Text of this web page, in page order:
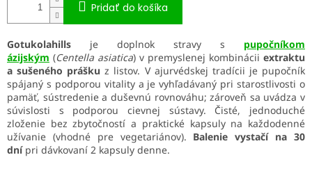
Pridať do košíka
Gotukolahills je doplnok stravy s pupočníkom
ázijským (Centella asiatica) v premyslenej kombinácii extraktu
a sušeného prášku z listov. V ajurvédskej tradícii je pupočník
spájaný s podporou vitality a je vyhľadávaný pri starostlivosti o
pamäť, sústredenie a duševnú rovnováhu; zároveň sa uvádza v
súvislosti s podporou cievnej sústavy. Čisté, jednoduché
zloženie bez zbytočností a praktické kapsuly na každodenné
užívanie (vhodné pre vegetariánov). Balenie vystačí na 30
dnípri dávkovaní 2 kapsuly denne.